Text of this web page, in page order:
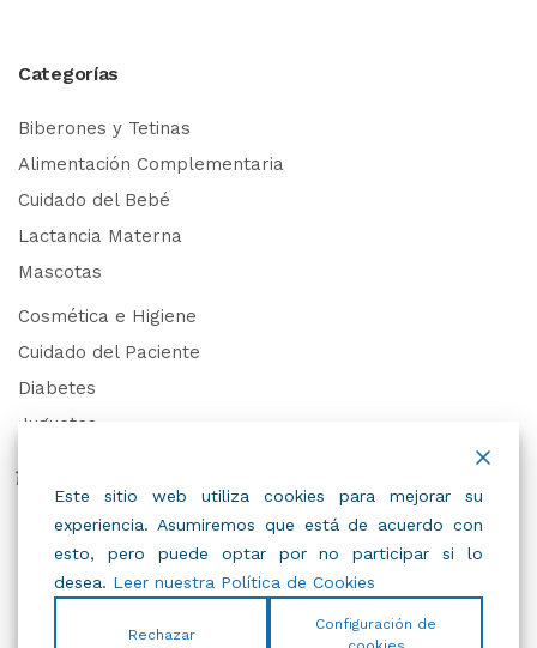
Categorías
Biberones y Tetinas
Alimentación Complementaria
Cuidado del Bebé
Lactancia Materna
Mascotas
Cosmética e Higiene
Cuidado del Paciente
Diabetes
Juguetes
Trabaja con Nosotros
Este sitio web utiliza cookies para mejorar su
experiencia. Asumiremos que está de acuerdo con
esto, pero puede optar por no participar si lo
desea. Leer nuestra Política de Cookies
Rechazar
Configuración de